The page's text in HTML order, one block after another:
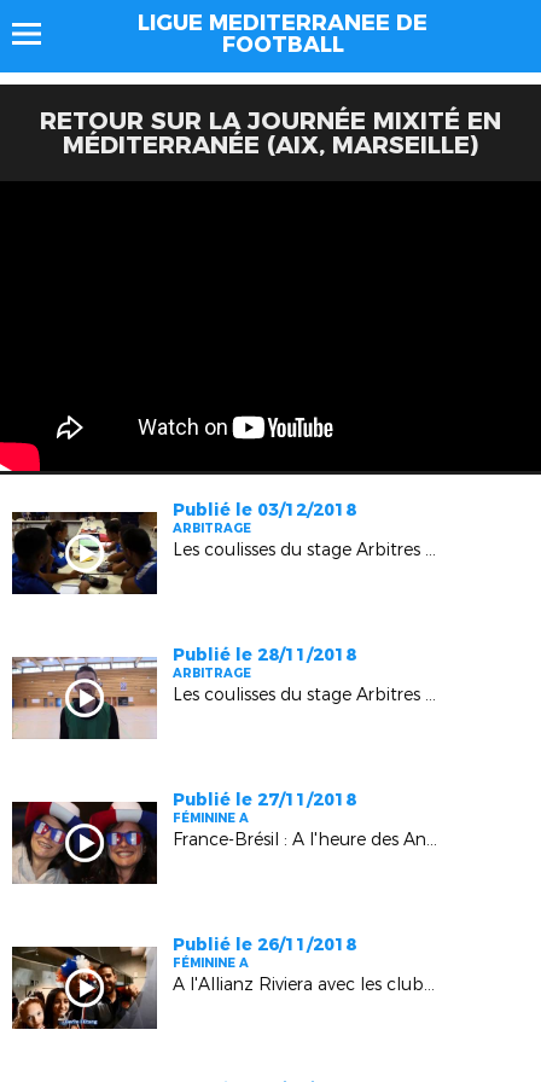
LIGUE MEDITERRANEE DE
FOOTBALL
RETOUR SUR LA JOURNÉE MIXITÉ EN
MÉDITERRANÉE (AIX, MARSEILLE)
Publié le 03/12/2018
ARBITRAGE
Les coulisses du stage Arbitres Elite Ligue (2) (La Londe-les-Maures)
Publié le 28/11/2018
ARBITRAGE
Les coulisses du stage Arbitres Elite Ligue (1) (La Londe-les-Maures)
Publié le 27/11/2018
FÉMININE A
France-Brésil : A l'heure des Animations LMF
Publié le 26/11/2018
FÉMININE A
A l'Allianz Riviera avec les clubs (Nice)